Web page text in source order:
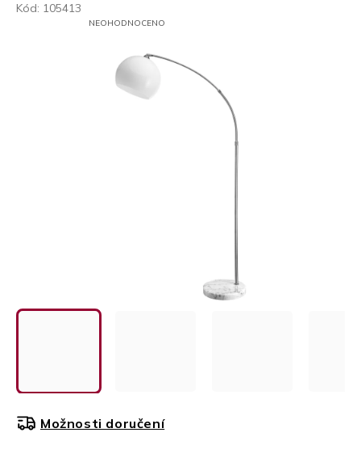
Kód: 105413
PRŮMĚRNÉNEOHODNOCENO
Možnosti doručení